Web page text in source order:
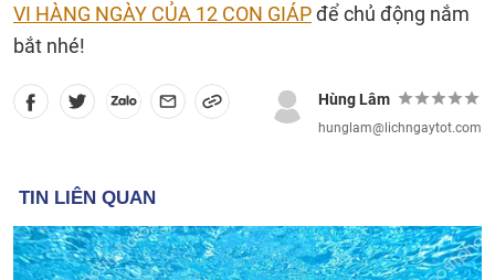
VI HÀNG NGÀY CỦA 12 CON GIÁPđể chủ động nắm
bắt nhé!
Hùng Lâm
hunglam@lichngaytot.com